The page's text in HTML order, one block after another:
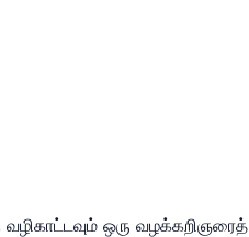
ஒரு வழக்கறிஞரைத்